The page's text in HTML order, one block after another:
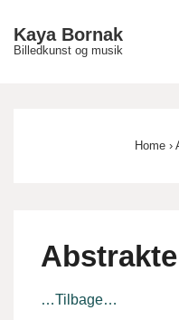
HopKaya Bornak
Billedkunst og musik
Home ›
…Tilbage…